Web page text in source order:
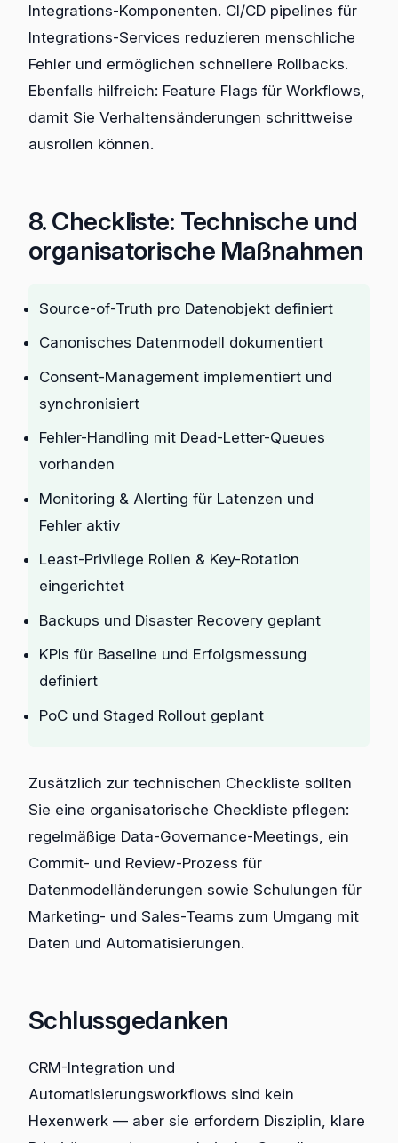
Integrations-Komponenten. CI/CD pipelines für
Integrations-Services reduzieren menschliche
Fehler und ermöglichen schnellere Rollbacks.
Ebenfalls hilfreich: Feature Flags für Workflows,
damit Sie Verhaltensänderungen schrittweise
ausrollen können.
8. Checkliste: Technische und
organisatorische Maßnahmen
Source-of-Truth pro Datenobjekt definiert
Canonisches Datenmodell dokumentiert
Consent-Management implementiert und
synchronisiert
Fehler-Handling mit Dead-Letter-Queues
vorhanden
Monitoring & Alerting für Latenzen und
Fehler aktiv
Least-Privilege Rollen & Key-Rotation
eingerichtet
Backups und Disaster Recovery geplant
KPIs für Baseline und Erfolgsmessung
definiert
PoC und Staged Rollout geplant
Zusätzlich zur technischen Checkliste sollten
Sie eine organisatorische Checkliste pflegen:
regelmäßige Data-Governance-Meetings, ein
Commit- und Review-Prozess für
Datenmodelländerungen sowie Schulungen für
Marketing- und Sales-Teams zum Umgang mit
Daten und Automatisierungen.
Schlussgedanken
CRM-Integration und
Automatisierungsworkflows sind kein
Hexenwerk — aber sie erfordern Disziplin, klare